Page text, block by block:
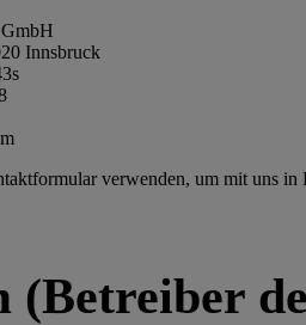
Innsbruck
verwenden, um mit uns in
(Betreiber